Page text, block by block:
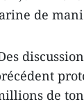
de
de